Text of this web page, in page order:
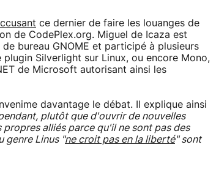
ce dernier de faire les louanges de
de CodePlex.org. Miguel de Icaza est
bureau GNOME et participé à plusieurs
Silverlight sur Linux, ou encore Mono,
de Microsoft autorisant ainsi les
davantage le débat. Il explique ainsi
plutôt que d'ouvrir de nouvelles
alliés parce qu'il ne sont pas des
genre Linus "ne croit pas en la liberté" sont